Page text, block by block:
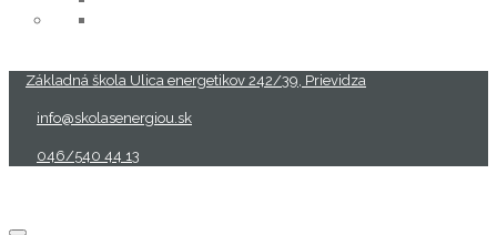
Základná škola Ulica energetikov 242/39, Prievidza
info@skolasenergiou.sk
046/540 44 13